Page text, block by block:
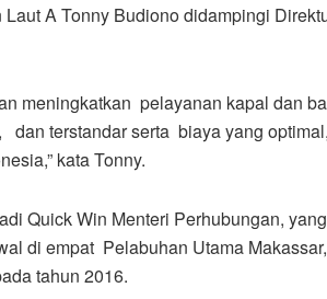
A Tonny Budiono didampingi
meningkatkan pelayanan kapal dan
terstandar serta biaya yang
kata Tonny.
Quick Win Menteri Perhubungan,
di empat Pelabuhan Utama
tahun 2016.